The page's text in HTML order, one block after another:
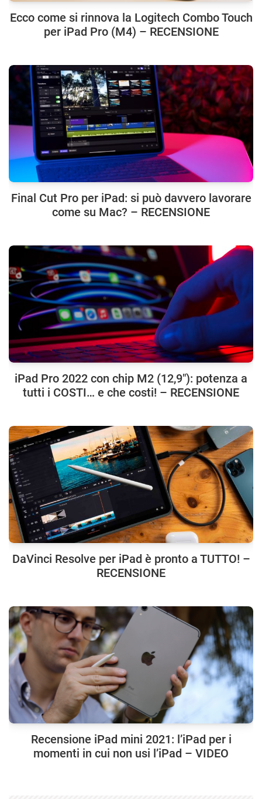
Ecco come si rinnova la Logitech Combo Touch
per iPad Pro (M4) – RECENSIONE
Final Cut Pro per iPad: si può davvero lavorare
come su Mac? – RECENSIONE
iPad Pro 2022 con chip M2 (12,9″): potenza a
tutti i COSTI… e che costi! – RECENSIONE
DaVinci Resolve per iPad è pronto a TUTTO! –
RECENSIONE
Recensione iPad mini 2021: l’iPad per i
momenti in cui non usi l’iPad – VIDEO